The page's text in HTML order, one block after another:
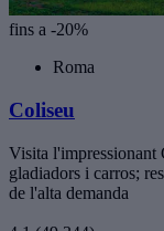
fins a -20%
Roma
Coliseu
Visita l'impressionant
gladiadors i carros;
de l'alta demanda